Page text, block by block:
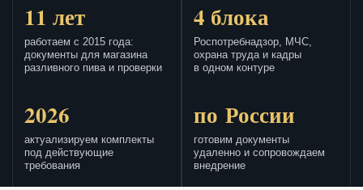
11 лет
работаем с 2015 года:
документы для магазина
разливного пива и проверки
4 блока
Роспотребнадзор, МЧС,
охрана труда и кадры
в одном контуре
2026
актуализируем комплекты
под действующие
требования
по России
готовим документы
удаленно и сопровождаем
внедрение